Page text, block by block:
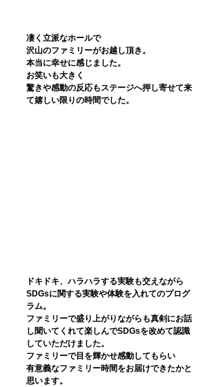
凄く立派なホールで
沢山のファミリーがお越し頂き。
本当に幸せに感じました。
お笑いも大きく
驚きや感動の反応もステージへ押し寄せて来
て嬉しい限りの時間でした。
ドキドキ、ハラハラする実験も交えながら
SDGsに関する実験や体験を入れてのプログ
ラム。
ファミリーで盛り上がりながらも真剣にお話
し聞いてくれて楽しんでSDGsを改めて認識
していただけました。
ファミリーで目を輝かせ感動してもらい
有意義なファミリー時間をお届けできたかと
思います。